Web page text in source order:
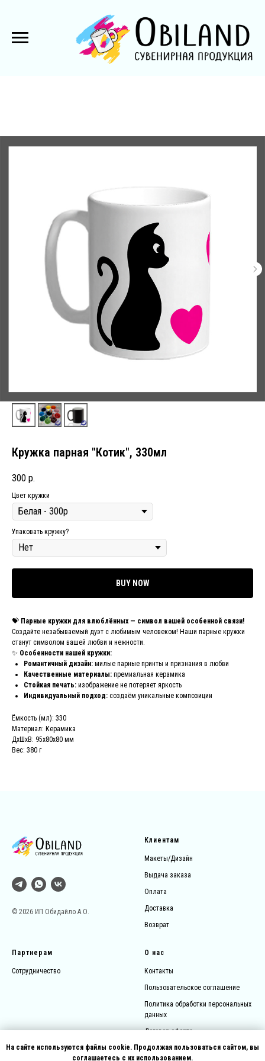
На сайте используются файлы cookie. Продолжая пользоваться сайтом, вы
соглашаетесь с их использованием.
Кружка парная "Котик", 330мл
300 р.
Цвет кружки
Упаковать кружку?
BUY NOW
💝 Парные кружки для влюблённых — символ вашей особенной связи!
Создайте незабываемый дуэт с любимым человеком! Наши парные кружки
станут символом вашей любви и нежности.
✨ Особенности нашей кружки:
Романтичный дизайн: милые парные принты и признания в любви
Качественные материалы: премиальная керамика
Стойкая печать: изображение не потеряет яркость
Индивидуальный подход: создаём уникальные композиции
Ёмкость (мл): 330
Материал: Керамика
ДxШxВ: 95x80x80 мм
Вес: 380 г
© 2026 ИП Обидайло А.О.
Клиентам
Макеты/Дизайн
Выдача заказа
Оплата
Доставка
Возврат
Партнерам
Сотрудничество
О нас
Контакты
Пользовательское соглашение
Политика обработки персональных
данных
Договор-оферта